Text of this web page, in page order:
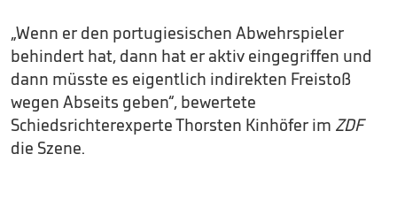
„Wenn er den portugiesischen Abwehrspieler
behindert hat, dann hat er aktiv eingegriffen und
dann müsste es eigentlich indirekten Freistoß
wegen Abseits geben“, bewertete
Schiedsrichterexperte Thorsten Kinhöfer im ZDF
die Szene.